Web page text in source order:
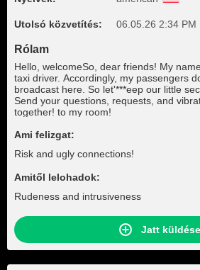
Utolsó közvetítés: 06.05.26 2:34 PM
Rólam
Hello, welcomeSo, dear friends! My
taxi driver. Accordingly, my passengers
broadcast here. So let'***eep our little
Send your questions, requests, and
together! to my room!
Ami felizgat:
Risk and ugly connections!
Amitől lelohadok:
Rudeness and intrusiveness
Jatt küldése